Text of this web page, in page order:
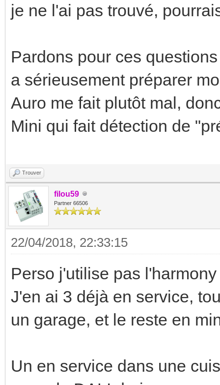
je ne l'ai pas trouvé,
Pardons pour ces
a sérieusement préparer
Auro me fait plutôt mal,
Mini qui fait détection de
Trouver
filou59
Partner 66506
22/04/2018, 22:33:15
Perso j'utilise pas
J'en ai 3 déjà en service,
un garage, et le reste en
Un en service dans une